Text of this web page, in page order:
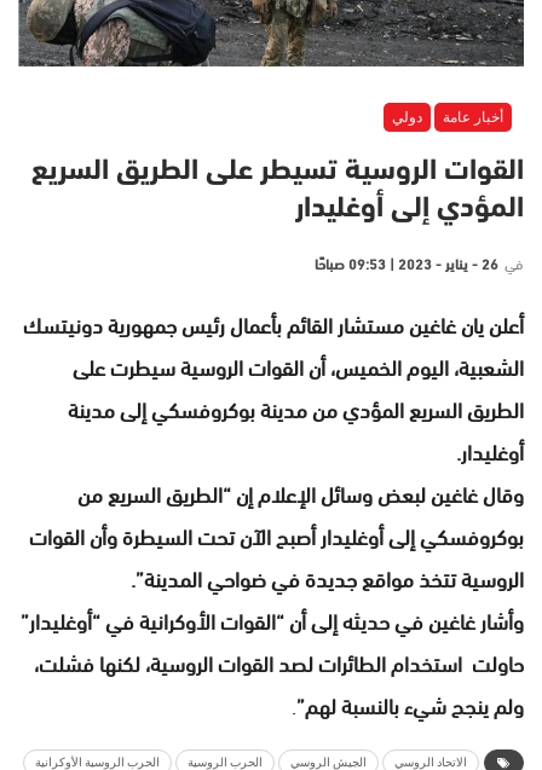
أخبار عامة دولي
القوات الروسية تسيطر على الطريق السريع
المؤدي إلى أوغليدار
في 26 - يناير - 2023 | 09:53 صباحًا
أعلن يان غاغين مستشار القائم بأعمال رئيس جمهورية دونيتسك
الشعبية، اليوم الخميس، أن القوات الروسية سيطرت على
الطريق السريع المؤدي من مدينة بوكروفسكي إلى مدينة
أوغليدار.
وقال غاغين لبعض وسائل الإعلام إن “الطريق السريع من
بوكروفسكي إلى أوغليدار أصبح الآن تحت السيطرة وأن القوات
الروسية تتخذ مواقع جديدة في ضواحي المدينة”.
وأشار غاغين في حديثه إلى أن “القوات الأوكرانية في “أوغليدار”
حاولت استخدام الطائرات لصد القوات الروسية، لكنها فشلت،
ولم ينجح شيء بالنسبة لهم”.
الاتحاد الروسي الجيش الروسي الحرب الروسية الحرب الروسية الأوكرانية